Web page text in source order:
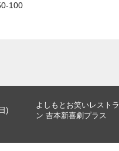
100
)
よしもとお笑いレストラ
ン 吉本新喜劇プラス